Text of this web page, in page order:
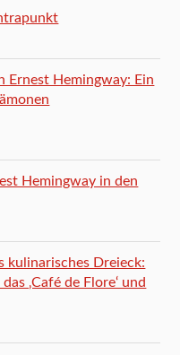
Ernest Hemingway: Ein
Hemingway in den
kulinarisches Dreieck:
das ‚Café de Flore‘ und